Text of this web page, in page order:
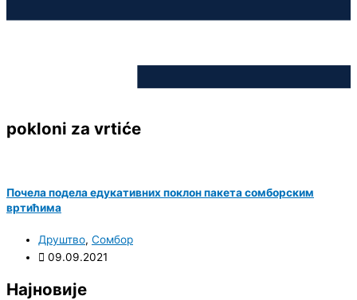
pokloni za vrtiće
Почела подела едукативних поклон пакета сомборским
вртићима
Друштво, Сомбор
09.09.2021
Најновије